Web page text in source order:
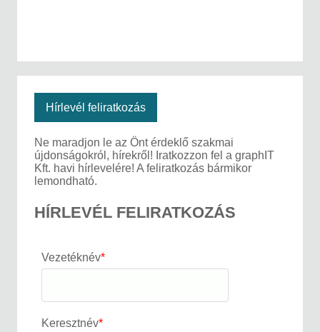
Hírlevél feliratkozás
Ne maradjon le az Önt érdeklő szakmai
újdonságokról, hírekről! Iratkozzon fel a graphIT
Kft. havi hírlevelére! A feliratkozás bármikor
lemondható.
HÍRLEVÉL FELIRATKOZÁS
Vezetéknév*
Keresztnév*